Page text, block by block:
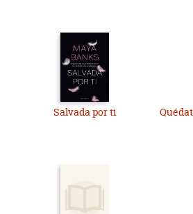
Salvada por ti